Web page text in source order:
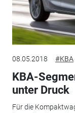
08.05.2018 #KBA
KBA-
unter Druck
Für die